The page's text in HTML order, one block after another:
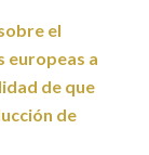
el
europeas a
de que
de